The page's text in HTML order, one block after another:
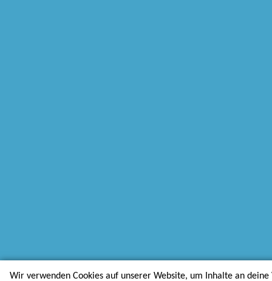
Wir verwenden Cookies auf unserer Website, um Inhalte an deine